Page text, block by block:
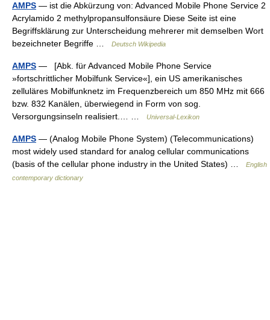
AMPS — ist die Abkürzung von: Advanced Mobile Phone Service 2
Acrylamido 2 methylpropansulfonsäure Diese Seite ist eine
Begriffsklärung zur Unterscheidung mehrerer mit demselben Wort
bezeichneter Begriffe …
Deutsch Wikipedia
AMPS — [Abk. für Advanced Mobile Phone Service
»fortschrittlicher Mobilfunk Service«], ein US amerikanisches
zelluläres Mobilfunknetz im Frequenzbereich um 850 MHz mit 666
bzw. 832 Kanälen, überwiegend in Form von sog.
Versorgungsinseln realisiert.… …
Universal-Lexikon
AMPS — (Analog Mobile Phone System) (Telecommunications)
most widely used standard for analog cellular communications
(basis of the cellular phone industry in the United States) …
English
contemporary dictionary